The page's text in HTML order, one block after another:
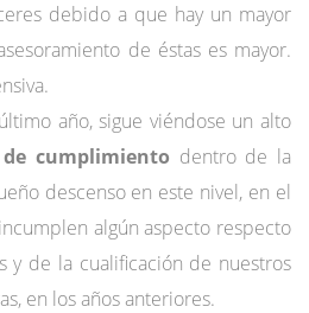
debido a que hay un mayor
de éstas es mayor.
año, sigue viéndose un alto
cumplimiento dentro de la
descenso en este nivel, en el
algún aspecto respecto
y de la cualificación de nuestros
en los años anteriores.